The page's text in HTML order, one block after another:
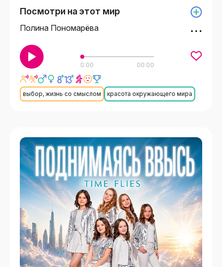
Посмотри на этот мир
Полина Пономарёва
0:00 00:00
выбор, жизнь со смыслом красота окружающего мира